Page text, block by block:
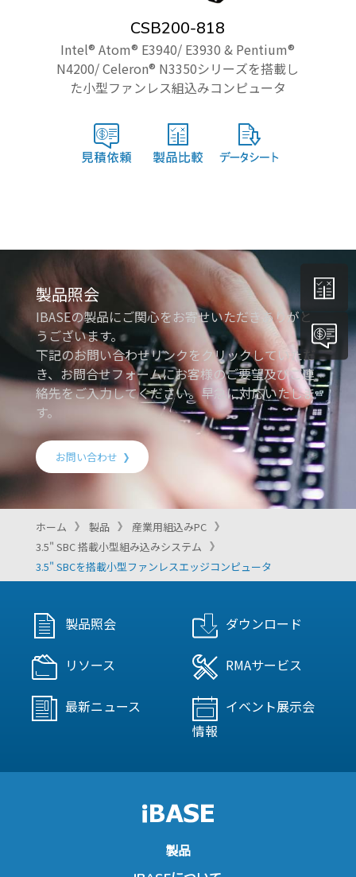
CSB200-818
Intel® Atom® E3940/ E3930 & Pentium®
N4200/ Celeron® N3350シリーズを搭載し
た小型ファンレス組込みコンピュータ
製品照会
IBASEの製品にご関心をお寄せいただきありがと
うございます。
下記のお問い合わせリンクをクリックしていただ
き、お問合せフォームにお客様のご要望及びご連
絡先をご入力してください。早急に対応いたしま
す。
お問い合わせ
ホーム 製品
産業用組込みPC
3.5" SBC 搭載小型組み込みシステム
3.5" SBCを搭載小型ファンレスエッジコンピュータ
製品照会 ダウンロード
リソース RMAサービス
最新ニュース
イベント展示会
情報
製品